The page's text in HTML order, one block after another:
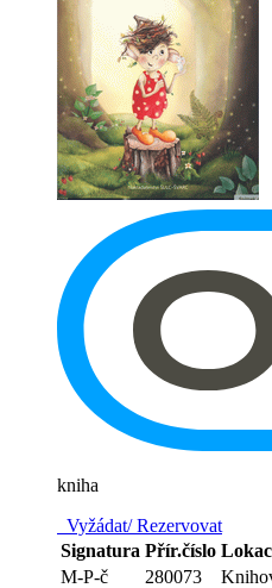
kniha
Vyžádat/ Rezervovat
Signatura Přír.číslo
M-P-č
280073